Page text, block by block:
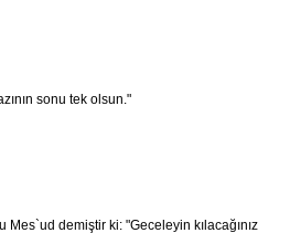
sonu tek olsun."
demiştir ki: "Geceleyin kılacağınız